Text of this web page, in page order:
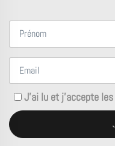
J'ai lu et j'accepte les